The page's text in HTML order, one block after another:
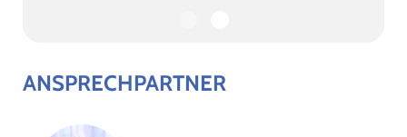
ANSPRECHPARTNER